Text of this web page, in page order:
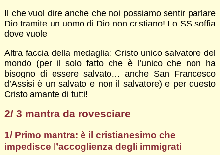
Il che vuol dire anche che noi possiamo sentir parlare
Dio tramite un uomo di Dio non cristiano! Lo SS soffia
dove vuole
Altra faccia della medaglia: Cristo unico salvatore del
mondo (per il solo fatto che è l’unico che non ha
bisogno di essere salvato… anche San Francesco
d’Assisi è un salvato e non il salvatore) e per questo
Cristo amante di tutti!
2/ 3 mantra da rovesciare
1/ Primo mantra: è il cristianesimo che
impedisce l’accoglienza degli immigrati